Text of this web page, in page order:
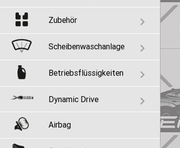
Zubehör
Scheibenwaschanlage
Betriebsflüssigkeiten
Dynamic Drive
Airbag